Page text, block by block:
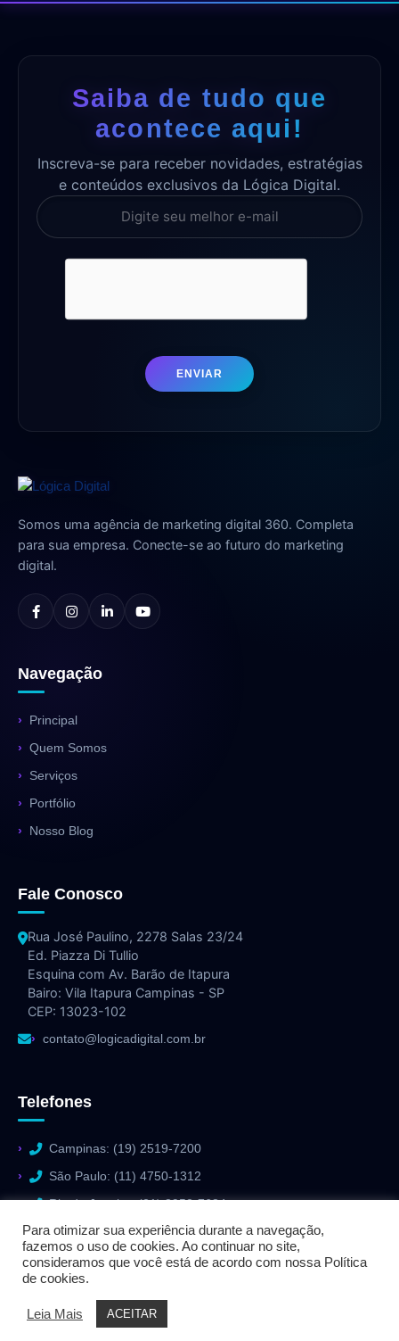
Saiba de tudo que
acontece aqui!
Inscreva-se para receber novidades, estratégias
e conteúdos exclusivos da Lógica Digital.
ENVIAR
Somos uma agência de marketing digital 360. Completa
para sua empresa. Conecte-se ao futuro do marketing
digital.
Navegação
Principal
Quem Somos
Serviços
Portfólio
Nosso Blog
Fale Conosco
Rua José Paulino, 2278 Salas 23/24
Ed. Piazza Di Tullio
Esquina com Av. Barão de Itapura
Bairo: Vila Itapura Campinas - SP
CEP: 13023-102
contato@logicadigital.com.br
Telefones
Campinas: (19) 2519-7200
São Paulo: (11) 4750-1312
Rio de Janeiro: (21) 3952-7684
© 2026 Lógica Digital - Todos os direitos reservados.
Para otimizar sua experiência durante a navegação,
fazemos o uso de cookies. Ao continuar no site,
consideramos que você está de acordo com nossa Política
de cookies.
Leia Mais ACEITAR